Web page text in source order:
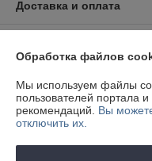
Доставка и оплата
Полная версия сайта
Политика обработки
Обработка файлов
Мы используем файлы
пользователей портала
рекомендаций. Вы
отключить их.